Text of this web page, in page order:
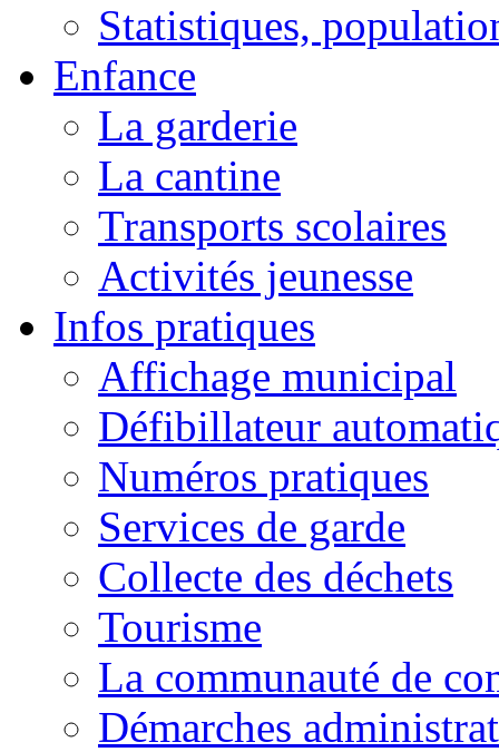
Statistiques,
Enfance
La garderie
La cantine
Transports scolaires
Activités jeunesse
Infos pratiques
Affichage municipal
Défibillateur
Numéros pratiques
Services de garde
Collecte des déchets
Tourisme
La communauté de
Démarches